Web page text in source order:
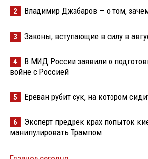
2 Владимир Джабаров — о том,
3 Законы, вступающие в силу в
4
В МИД России заявили о
войне с Россией
5 Ереван рубит сук, на котором
6
Эксперт предрек крах попыток
манипулировать Трампом